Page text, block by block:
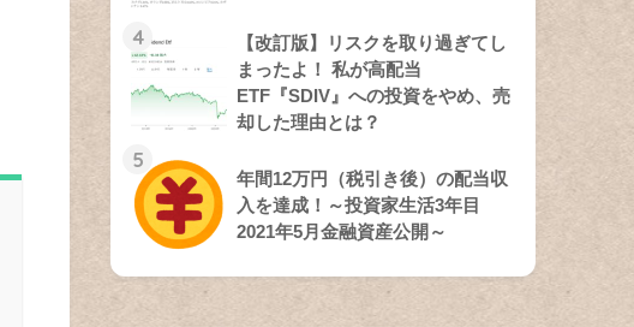
4
【改訂版】リスクを取り過ぎてし
まったよ！ 私が高配当
ETF『SDIV』への投資をやめ、売
却した理由とは？
5
年間12万円（税引き後）の配当収
入を達成！～投資家生活3年目
2021年5月金融資産公開～